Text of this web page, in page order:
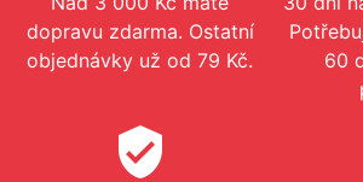
dopravu zdarma. Ostatní
objednávky už od 79 Kč.
60
verified_user